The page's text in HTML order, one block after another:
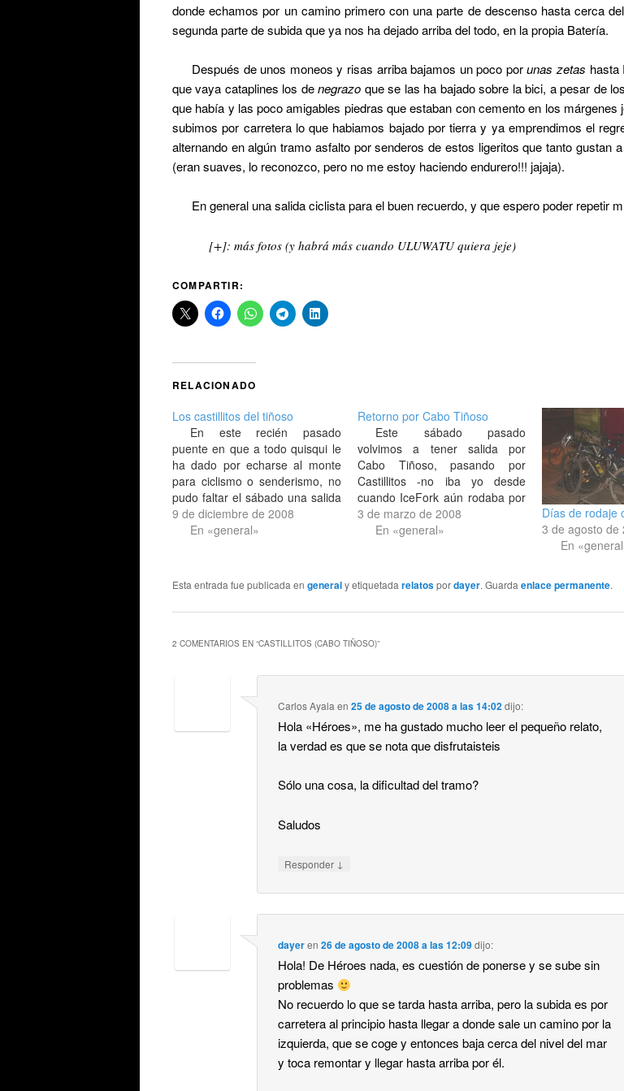
donde echamos por un camino primero con una parte de descenso hasta cerca
segunda parte de subida que ya nos ha dejado arriba del todo, en la propia Batería.
Después de unos moneos y risas arriba bajamos un poco porunas zetas hasta
que vaya cataplines los denegrazo que se las ha bajado sobre la bici, a pesar de
que había y las poco amigables piedras que estaban con cemento en los márgenes
subimos por carretera lo que habiamos bajado por tierra y ya emprendimos el
alternando en algún tramo asfalto por senderos de estos ligeritos que tanto gustan
(eran suaves, lo reconozco, pero no me estoy haciendo endurero!!! jajaja).
En general una salida ciclista para el buen recuerdo, y que espero poder repetir
[+]: más fotos (y habrá más cuando ULUWATU quiera jeje)
COMPARTIR:
RELACIONADO
Los castillitos del tiñoso
En este recién pasado
puente en que a todo quisqui le
ha dado por echarse al monte
para ciclismo o senderismo, no
pudo faltar el sábado una salida
de las típicas de ese día. A
castillitos, en Cabo Tiñoso, en
9 de diciembre de 2008
En «general»
Retorno por Cabo Tiñoso
Este sábado pasado
volvimos a tener salida por
Cabo Tiñoso, pasando por
Castillitos -no iba yo desde
cuando IceFork aún rodaba por
aquí, jeje-. Aunque esta vez fue
algo más largo porque luego
El zurdo no se llevó…
3 de marzo de 2008
En «general»
Días de rodaje
3 de agosto de
En
Esta entrada fue publicada en generaly etiquetada relatospordayer. Guarda enlace permanente.
2 COMENTARIOS EN “CASTILLITOS (CABO TIÑOSO)”
Carlos Ayala en 25 de agosto de 2008 a las 14:02 dijo:
Hola «Héroes», me ha gustado mucho leer el pequeño relato,
la verdad es que se nota que disfrutaisteis
Sólo una cosa, la dificultad del tramo?
Saludos
Responder ↓
dayeren 26 de agosto de 2008 a las 12:09 dijo:
Hola! De Héroes nada, es cuestión de ponerse y se sube sin
problemas
No recuerdo lo que se tarda hasta arriba, pero la subida es por
carretera al principio hasta llegar a donde sale un camino por la
izquierda, que se coge y entonces baja cerca del nivel del mar
y toca remontar y llegar hasta arriba por él.